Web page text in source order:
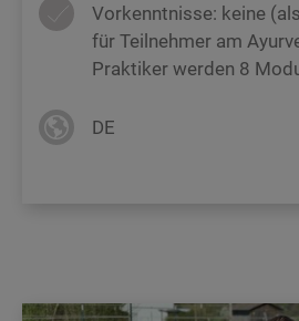
Vorkenntnisse: keine
für Teilnehmer am
Praktiker werden 8
DE